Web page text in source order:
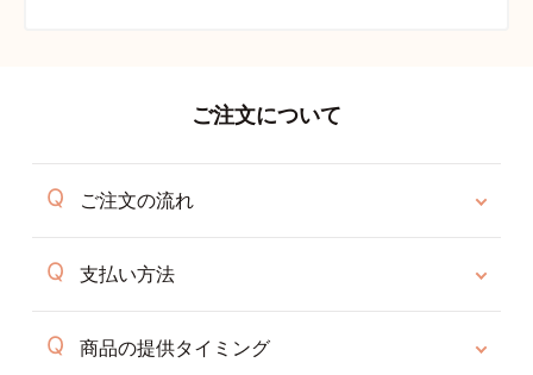
ご注文について
ご注文の流れ
支払い方法
商品の提供タイミング